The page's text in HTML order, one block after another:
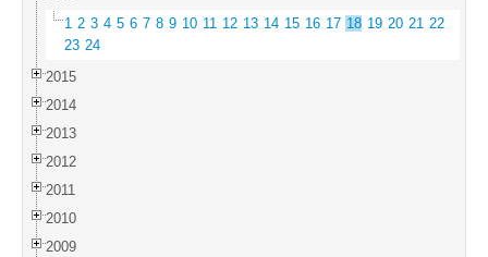
1 2 3 4 5 6 7 8 9 10 11 12 13 14 15 16 17 18 19 20 21 22
23 24
2015
2014
2013
2012
2011
2010
2009